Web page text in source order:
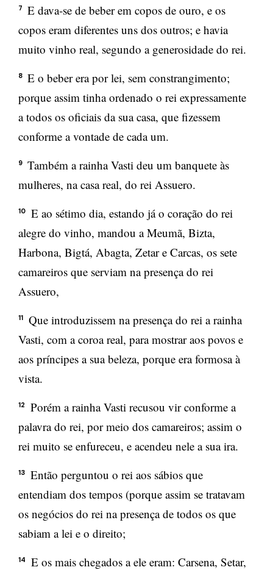
7
E dava-se de beber em copos de ouro, e os
copos eram diferentes uns dos outros; e havia
muito vinho real, segundo a generosidade do rei.
8
E o beber era por lei, sem constrangimento;
porque assim tinha ordenado o rei expressamente
a todos os oficiais da sua casa, que fizessem
conforme a vontade de cada um.
9
Também a rainha Vasti deu um banquete às
mulheres, na casa real, do rei Assuero.
10
E ao sétimo dia, estando já o coração do rei
alegre do vinho, mandou a Meumã, Bizta,
Harbona, Bigtá, Abagta, Zetar e Carcas, os sete
camareiros que serviam na presença do rei
Assuero,
11
Que introduzissem na presença do rei a rainha
Vasti, com a coroa real, para mostrar aos povos e
aos príncipes a sua beleza, porque era formosa à
vista.
12
Porém a rainha Vasti recusou vir conforme a
palavra do rei, por meio dos camareiros; assim o
rei muito se enfureceu, e acendeu nele a sua ira.
13
Então perguntou o rei aos sábios que
entendiam dos tempos (porque assim se tratavam
os negócios do rei na presença de todos os que
sabiam a lei e o direito;
14
E os mais chegados a ele eram: Carsena, Setar,